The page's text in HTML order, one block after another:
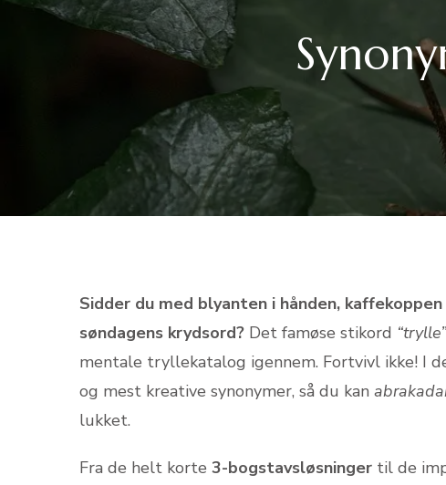
Sidder du med blyanten i hånden,
søndagens krydsord? Det famøse stikord “trylle”
mentale tryllekatalog igennem. Fortvivl ikke! I
og mest kreative synonymer, så du kan
lukket.
Fra de helt korte 3-bogstavsløsninger til de